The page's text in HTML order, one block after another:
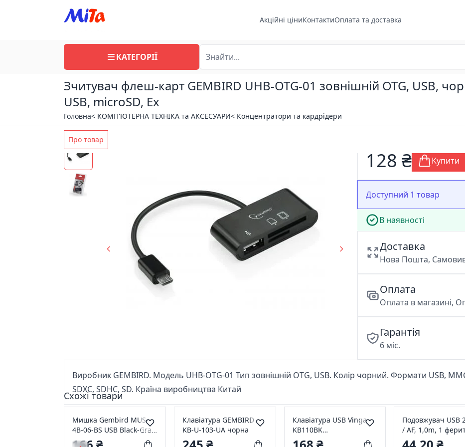
Акційні ціниКонтактиОплата та доставка
КАТЕГОРІЇ
Зчитувач флеш-карт GEMBIRD UHB-OTG-01 зовнішній OTG, USB,
USB, microSD, Ex
Головна< КОМП'ЮТЕРНА ТЕХНІКА та АКСЕСУАРИ< Концентратори та кардрідери
Про товар
128 ₴ Купити
Доступний 1 товар
В наявності
Доставка
Нова Пошта,
Оплата
Оплата в магазині,
Гарантія
6 міс.
Виробник GEMBIRD. Модель UHB-OTG-01 Тип зовнішній OTG, USB. Колір чорний. Формати USB,
SDXC, SDHC, SD. Країна виробництва Китай
Схожі товари
Мишка Gembird MUS-
4B-06-BS USB Black-Gray
(MUS-4B-06-BS)
Клавіатура GEMBIRD
KB-U-103-UA чорна
Клавіатура USB Vinga
KB110BK
мембранна,чорна
Подовжувач USB
/ AF, 1,0m, 1
чорний, Пакет